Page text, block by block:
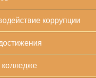
коррупции